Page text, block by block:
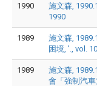
1990
施文森,
1990
1989
施文森,
困境, '., vol.
1989
施文森,
會「強制汽車